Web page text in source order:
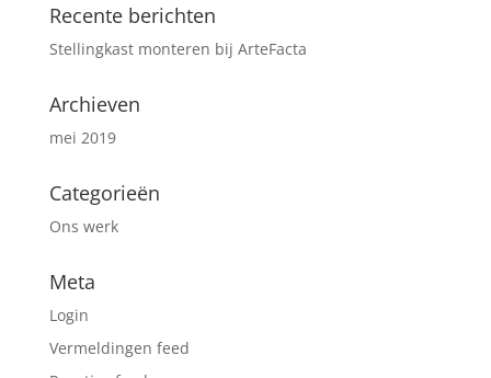
Recente berichten
Stellingkast monteren bij ArteFacta
Archieven
mei 2019
Categorieën
Ons werk
Meta
Login
Vermeldingen feed